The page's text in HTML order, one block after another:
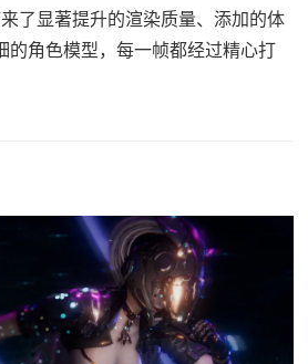
了显著提升的渲染质量、添加的体
的角色模型，每一帧都经过精心打